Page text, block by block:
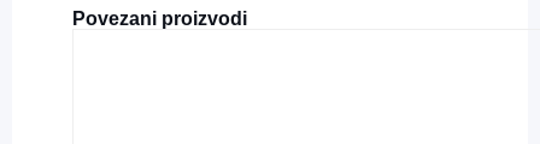
Povezani proizvodi